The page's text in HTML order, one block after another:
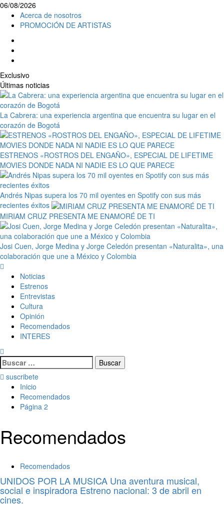
06/08/2026
Acerca de nosotros
PROMOCIÓN DE ARTISTAS
Exclusivo
Últimas noticias
La Cabrera: una experiencia argentina que encuentra su lugar en el
corazón de Bogotá
ESTRENOS «ROSTROS DEL ENGAÑO», ESPECIAL DE LIFETIME
MOVIES DONDE NADA NI NADIE ES LO QUE PARECE
Andrés Nipas supera los 70 mil oyentes en Spotify con sus más
recientes éxitos
MIRIAM CRUZ PRESENTA ME ENAMORÉ DE TI
Josi Cuen, Jorge Medina y Jorge Celedón presentan «Naturalita», una
colaboración que une a México y Colombia
Noticias
Estrenos
Entrevistas
Cultura
Opinión
Recomendados
INTERES
suscribete
Inicio
Recomendados
Página 2
Recomendados
Recomendados
UNIDOS POR LA MUSICA Una aventura musical,
social e inspiradora Estreno nacional: 3 de abril en
cines.